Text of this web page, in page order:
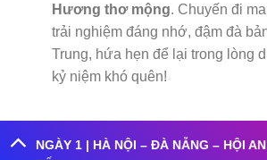
Hương thơ mộng. Chuyến đi
trải nghiệm đáng nhớ, đậm đà
Trung, hứa hẹn để lại trong lòng
kỷ niệm khó quên!
NGÀY 1 | HÀ NỘI – ĐÀ NẴNG – HỘI